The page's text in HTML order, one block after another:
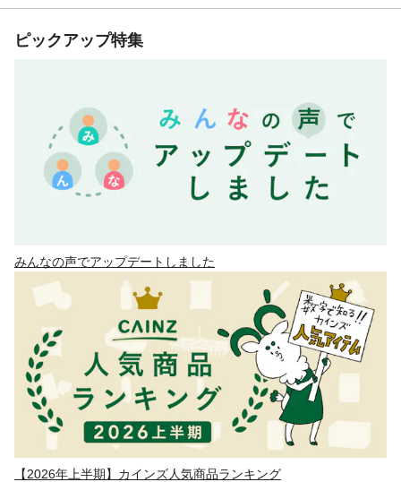
ピックアップ特集
みんなの声でアップデートしました
【2026年上半期】カインズ人気商品ランキング